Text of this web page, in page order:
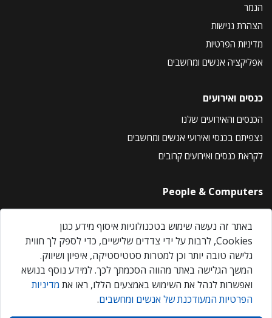
הנמר
הצהרת נגישות
מדיניות הפרטיות
אפליקציה אנשים ומחשבים
כנסים ואירועים
הכנסים והאירועים שלנו
נצפיתם בכנסי ואירועי אנשים ומחשבים
לקראת כנסים ואירועים קרובים
People & Computers
About Us
Privacy Policy
Contact Us
Our Events
אנשים ומחשבים © 2026 – כל הזכויות שמורות
באתר זה נעשה שימוש בטכנולוגיות איסוף מידע כגון
Cookies, לרבות על ידי צדדים שלישיים, כדי לספק לך חווית
גלישה טובה יותר וכן למטרות סטטיסטיקה, איפיון ושיווק.
המשך הגלישה באתר מהווה הסכמתך לכך. למידע נוסף בנושא
ואפשרות לנהל את השימוש באמצעים הללו, ראו את מדיניות
הפרטיות המעודכנת של אנשים ומחשבים.